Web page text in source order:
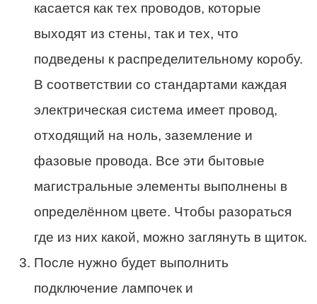
касается как тех проводов, которые
выходят из стены, так и тех, что
подведены к распределительному коробу.
В соответствии со стандартами каждая
электрическая система имеет провод,
отходящий на ноль, заземление и
фазовые провода. Все эти бытовые
магистральные элементы выполнены в
определённом цвете. Чтобы разораться
где из них какой, можно заглянуть в щиток.
После нужно будет выполнить
подключение лампочек и